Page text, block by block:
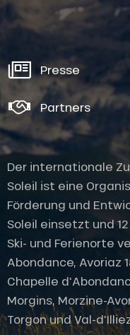
Presse
Partners
Der internationale
Soleil ist eine
Förderung und
Soleil einsetzt und
Ski- und Ferienorte
Abondance, Avoriaz
Chapelle
Morgins, Morzine-
Torgon und Val-